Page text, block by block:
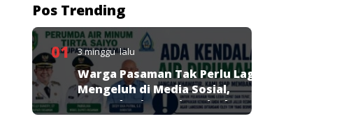
Pos Trending
01 3 minggu lalu
Warga Pasaman Tak Perlu Lagi
Mengeluh di Media Sosial,
Perumda Tirta Saiyo Siapkan
Layanan Resmi